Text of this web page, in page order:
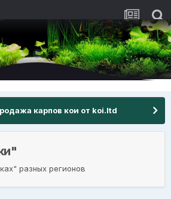
карпов кои от koi.ltd
разных регионов